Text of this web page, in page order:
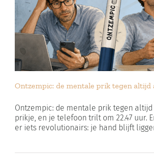
Ontzempic: de mentale prik tegen altijd
Ontzempic: de mentale prik tegen altijd
prikje, en je telefoon trilt om 22.47 uur.
er iets revolutionairs: je hand blijft